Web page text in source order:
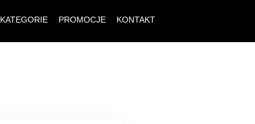
KATEGORIE PROMOCJE KONTAKT